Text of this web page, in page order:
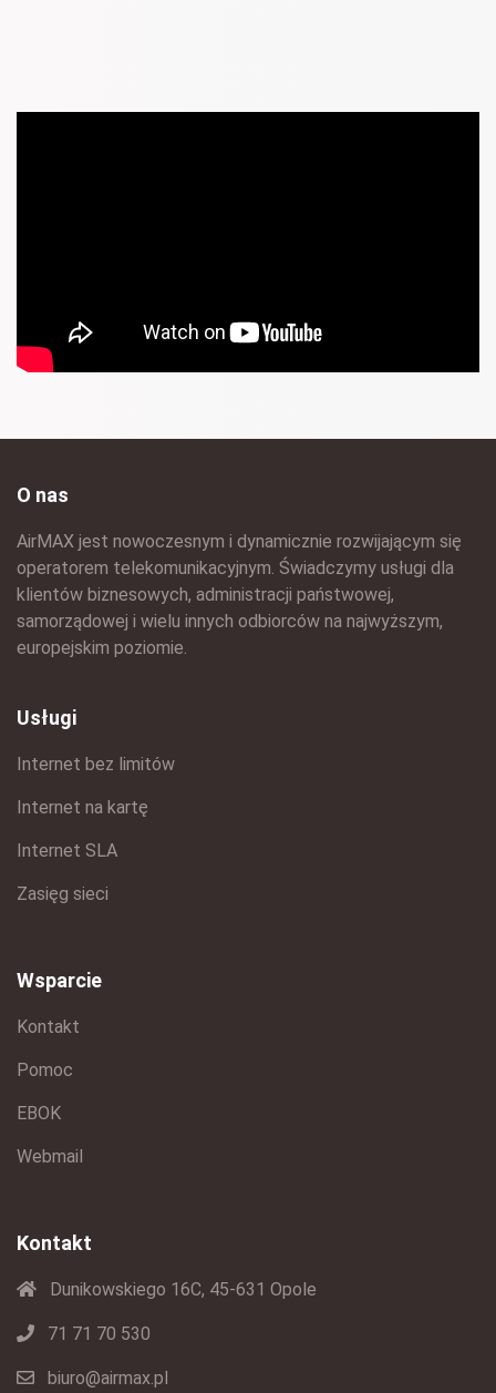
O nas
AirMAX jest nowoczesnym i dynamicznie rozwijającym się
operatorem telekomunikacyjnym. Świadczymy usługi dla
klientów biznesowych, administracji państwowej,
samorządowej i wielu innych odbiorców na najwyższym,
europejskim poziomie.
Usługi
Internet bez limitów
Internet na kartę
Internet SLA
Zasięg sieci
Wsparcie
Kontakt
Pomoc
EBOK
Webmail
Kontakt
Dunikowskiego 16C, 45-631 Opole
71 71 70 530
biuro@airmax.pl